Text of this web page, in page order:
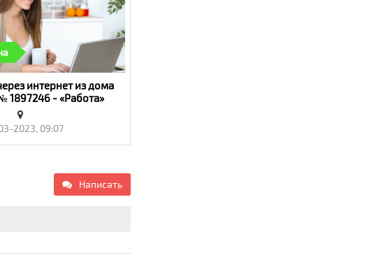
интepнeт из дoмa
1897246 - «Работа»
2023, 09:07
Написать